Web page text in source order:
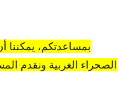
بمساعدتكم، يمكننا
الصحراء الغربية ونقدم